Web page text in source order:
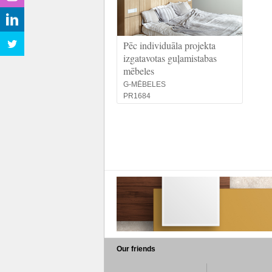
Pēc individuāla projekta
izgatavotas guļamistabas
mēbeles
G-MĒBELES
PR1684
Our friends